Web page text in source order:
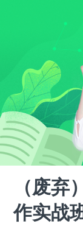
（废
作实战